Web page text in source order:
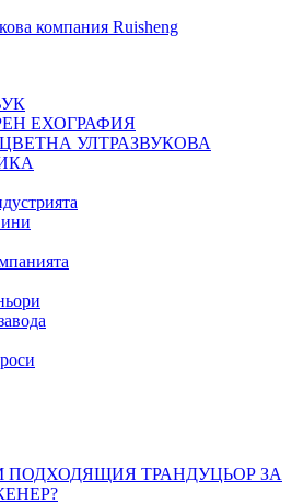
ЕХОГРАФИЯ
УЛТРАЗВУКОВА
ПОДХОДЯЩИЯ ТРАНДУЦЬОР ЗА